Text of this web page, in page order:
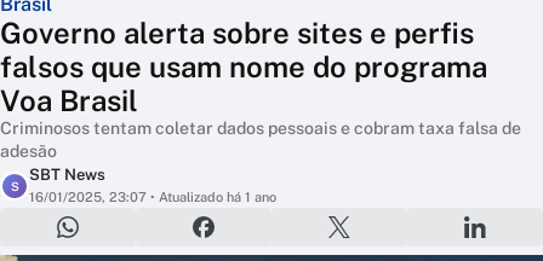
Governo alerta sobre sites e perfis
falsos que usam nome do programa
Voa Brasil
Criminosos tentam coletar dados pessoais e cobram taxa falsa de
adesão
S
SBT News
16/01/2025, 23:07 • Atualizado há 1 ano